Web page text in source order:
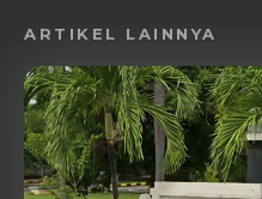
ARTIKEL LAINNYA